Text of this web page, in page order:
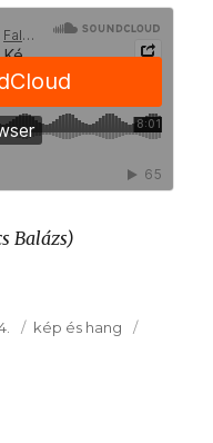
Balázs)
Témakör
kép és hang